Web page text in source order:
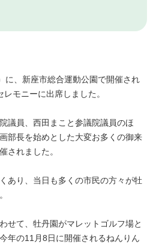
に、新座市総合運動公園で開催され
モニーに出席しました。
議員、西田まこと参議院議員のほ
部長を始めとした大変お多くの御来
されました。
あり、当日も多くの市民の方々が牡
せて、牡丹園がマレットゴルフ場と
年の11月8日に開催されるねんりん